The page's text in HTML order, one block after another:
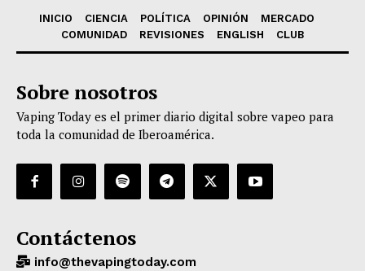
INICIO CIENCIA POLÍTICA OPINIÓN
MERCADO
COMUNIDAD
REVISIONES ENGLISH CLUB
Sobre nosotros
Vaping Today es el primer diario digital sobre vapeo para
toda la comunidad de Iberoamérica.
Contáctenos
info@thevapingtoday.com